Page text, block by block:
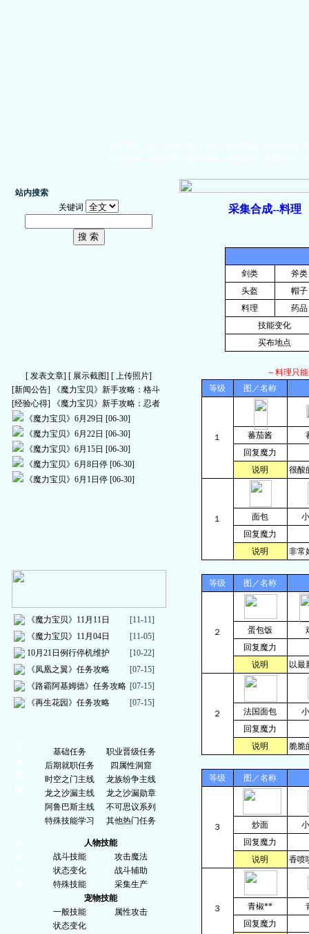
站内搜索
关键词
[ 发表文章] [ 展示截图] [ 上传照片]
[新闻公告]
《魔力宝贝》新手攻略：格斗
[经验心得]
《魔力宝贝》新手攻略：忍者
《魔力宝贝》6月29日 [06-30]
《魔力宝贝》6月22日 [06-30]
《魔力宝贝》6月15日 [06-30]
《魔力宝贝》6月8日停 [06-30]
《魔力宝贝》6月1日停 [06-30]
《魔力宝贝》11月11日
[11-11]
《魔力宝贝》11月04日
[11-05]
10月21日例行停机维护
[10-22]
《凤凰之翼》任务攻略
[07-15]
《路霸阿基姆德》任务攻略 [07-15]
《再生花园》任务攻略
[07-15]
基础任务
职业晋级任务
后期就职任务
四属性洞窟
时空之门主线
龙族纷争主线
龙之沙漏主线
龙之沙漏勋章
阿鲁巴斯主线
不可思议系列
特殊技能学习
其他热门任务
人物技能
战斗技能
攻击魔法
状态变化
战斗辅助
特殊技能
采集生产
宠物技能
一般技能
属性攻击
状态变化
采集合成--料理
剑类
斧类
头盔
帽子
料理
药品
技能变化
买布地点
～料理只
等级
图／名称
１ 蕃茄酱
回复魔力
说明
很酸
１ 面包
回复魔力
说明
非常
等级 图／名称
２ 蛋包饭
回复魔力
说明
以最
２ 法国面包
回复魔力
说明
脆脆
等级 图／名称
３ 炒面
回复魔力
说明
香喷
３ 青椒**
回复魔力